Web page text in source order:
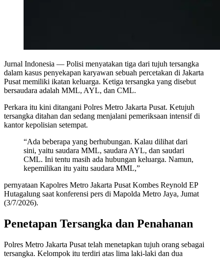
Jurnal Indonesia — Polisi menyatakan tiga dari tujuh tersangka
dalam kasus penyekapan karyawan sebuah percetakan di Jakarta
Pusat memiliki ikatan keluarga. Ketiga tersangka yang disebut
bersaudara adalah MML, AYL, dan CML.
Perkara itu kini ditangani Polres Metro Jakarta Pusat. Ketujuh
tersangka ditahan dan sedang menjalani pemeriksaan intensif di
kantor kepolisian setempat.
“Ada beberapa yang berhubungan. Kalau dilihat dari
sini, yaitu saudara MML, saudara AYL, dan saudari
CML. Ini tentu masih ada hubungan keluarga. Namun,
kepemilikan itu yaitu saudara MML,”
pernyataan Kapolres Metro Jakarta Pusat Kombes Reynold EP
Hutagalung saat konferensi pers di Mapolda Metro Jaya, Jumat
(3/7/2026).
Penetapan Tersangka dan Penahanan
Polres Metro Jakarta Pusat telah menetapkan tujuh orang sebagai
tersangka. Kelompok itu terdiri atas lima laki-laki dan dua